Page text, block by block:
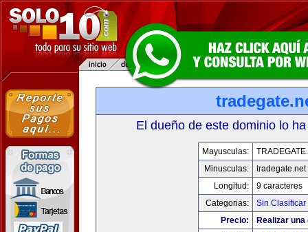
El dueño de este dominio lo
Mayusculas:
Minusculas:
tradegate.net
Longitud:
9 caracteres
Categorias:
Sin Clasificar
Precio:
Realizar